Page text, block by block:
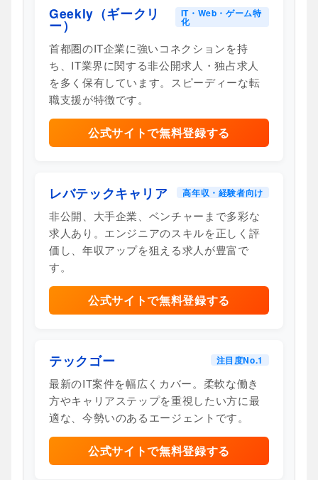
Geekly（ギークリ
ー）
IT・Web・ゲーム特
化
首都圏のIT企業に強いコネクションを持
ち、IT業界に関する非公開求人・独占求人
を多く保有しています。スピーディーな転
職支援が特徴です。
公式サイトで無料登録する
レバテックキャリア 高年収・経験者向け
非公開、大手企業、ベンチャーまで多彩な
求人あり。エンジニアのスキルを正しく評
価し、年収アップを狙える求人が豊富で
す。
公式サイトで無料登録する
テックゴー 注目度No.1
最新のIT案件を幅広くカバー。柔軟な働き
方やキャリアステップを重視したい方に最
適な、今勢いのあるエージェントです。
公式サイトで無料登録する